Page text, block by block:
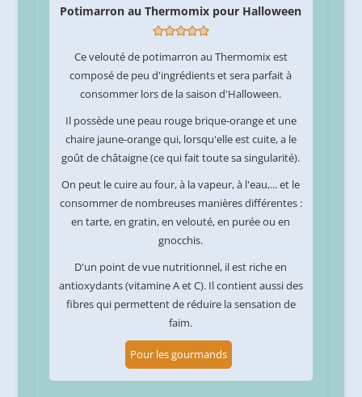
Potimarron au Thermomix pour Halloween
Ce velouté de potimarron au Thermomix est
composé de peu d'ingrédients et sera parfait à
consommer lors de la saison d'Halloween.
Il possède une peau rouge brique-orange et une
chaire jaune-orange qui, lorsqu'elle est cuite, a le
goût de châtaigne (ce qui fait toute sa singularité).
On peut le cuire au four, à la vapeur, à l'eau,... et le
consommer de nombreuses manières différentes :
en tarte, en gratin, en velouté, en purée ou en
gnocchis.
D'un point de vue nutritionnel, il est riche en
antioxydants (vitamine A et C). Il contient aussi des
fibres qui permettent de réduire la sensation de
faim.
Pour les gourmands